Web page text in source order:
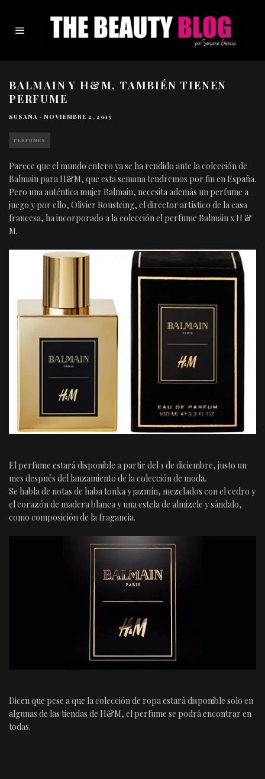
BALMAIN Y H&M, TAMBIÉN TIENEN
PERFUME
SUSANA · NOVIEMBRE 2, 2015
PERFUMES
Parece que el mundo entero ya se ha rendido ante la colección de
Balmain para H&M, que esta semana tendremos por fin en España.
Pero una auténtica mujer Balmain, necesita además un perfume a
juego y por ello, Olivier Rousteing, el director artístico de la casa
francesa, ha incorporado a la colección el perfume Balmain x H &
M.
El perfume estará disponible a partir del 1 de diciembre, justo un
mes después del lanzamiento de la colección de moda.
Se habla de notas de haba tonka y jazmín, mezclados con el cedro y
el corazón de madera blanca y una estela de almizcle y sándalo,
como composición de la fragancia.
Dicen que pese a que la colección de ropa estará disponible solo en
algunas de las tiendas de H&M, el perfume se podrá encontrar en
todas.